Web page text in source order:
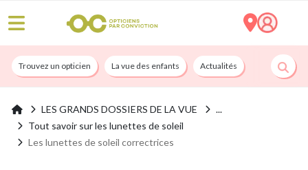
Trouvez un opticien La vue des enfants Actualités Nos services
LES GRANDS DOSSIERS DE LA VUE
Tout savoir sur les lunettes de soleil
Les lunettes de soleil correctrices